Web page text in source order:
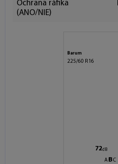
Ochrana ráfika
(ANO/NIE)
Barum
225/60 R16
A BC
72 dB